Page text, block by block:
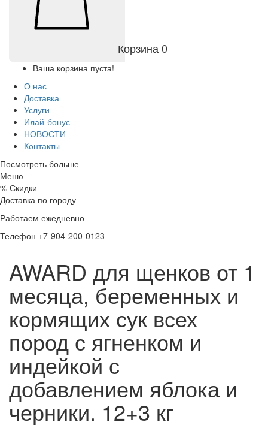
Корзина0
Ваша корзина пуста!
О нас
Доставка
Услуги
Илай-бонус
НОВОСТИ
Контакты
Посмотреть больше
Меню
% Скидки
Доставка по городу
Работаем ежедневно
Телефон +7-904-200-0123
AWARD для щенков от 1
месяца, беременных и
кормящих сук всех
пород с ягненком и
индейкой с
добавлением яблока и
черники. 12+3 кг